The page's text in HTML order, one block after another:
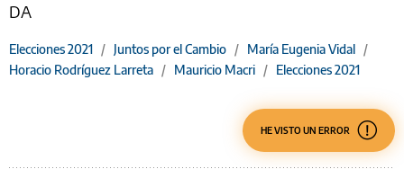
DA
Elecciones 2021 / Juntos por el Cambio / María Eugenia Vidal /
Horacio Rodríguez Larreta / Mauricio Macri / Elecciones 2021
HE VISTO UN ERROR